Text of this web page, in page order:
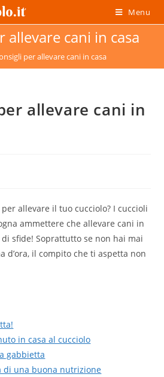
Menu
allevare cani in casa
per allevare cani in casa
allevare cani in
allevare il tuo cucciolo? I cuccioli
ammettere che allevare cani in
sfide! Soprattutto se non hai mai
d’ora, il compito che ti aspetta non
in casa al cucciolo
gabbietta
una buona nutrizione